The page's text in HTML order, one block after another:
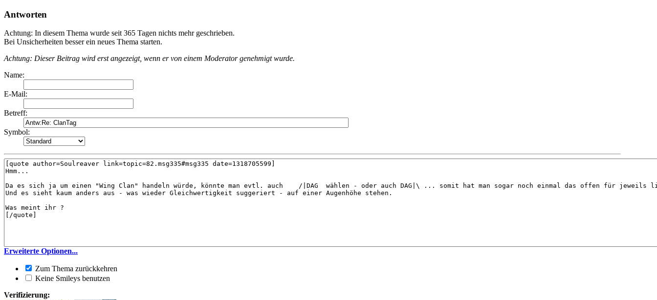
Antworten
Achtung: In diesem Thema wurde seit 365 Tagen nichts mehr geschrieben.
Bei Unsicherheiten besser ein neues Thema starten.
Achtung: Dieser Beitrag wird erst angezeigt, wenn er von einem Moderator genehmigt wurde.
Name:
E-Mail:
Betreff:
Symbol:
Erweiterte Optionen...
Zum Thema zurückkehren
Keine Smileys benutzen
Verifizierung: